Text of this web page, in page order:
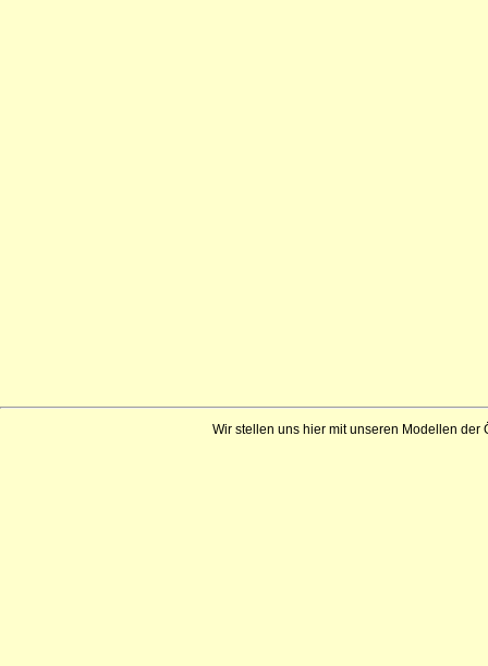
Wir stellen uns hier mit unseren Modellen der